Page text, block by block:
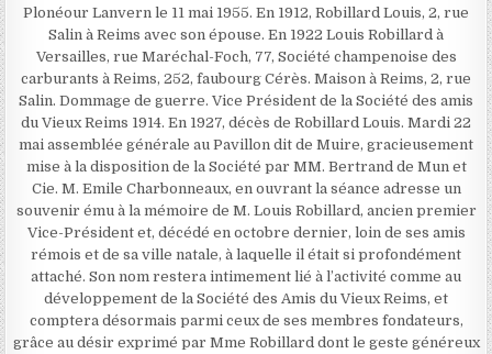
Plonéour Lanvern le 11 mai 1955. En 1912, Robillard Louis, 2, rue
Salin à Reims avec son épouse. En 1922 Louis Robillard à
Versailles, rue Maréchal-Foch, 77, Société champenoise des
carburants à Reims, 252, faubourg Cérès. Maison à Reims, 2, rue
Salin. Dommage de guerre. Vice Président de la Société des amis
du Vieux Reims 1914. En 1927, décès de Robillard Louis. Mardi 22
mai assemblée générale au Pavillon dit de Muire, gracieusement
mise à la disposition de la Société par MM. Bertrand de Mun et
Cie. M. Emile Charbonneaux, en ouvrant la séance adresse un
souvenir ému à la mémoire de M. Louis Robillard, ancien premier
Vice-Président et, décédé en octobre dernier, loin de ses amis
rémois et de sa ville natale, à laquelle il était si profondément
attaché. Son nom restera intimement lié à l’activité comme au
développement de la Société des Amis du Vieux Reims, et
comptera désormais parmi ceux de ses membres fondateurs,
grâce au désir exprimé par Mme Robillard dont le geste généreux